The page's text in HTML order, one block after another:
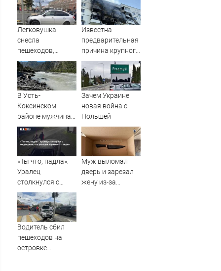
подписывать
игроков в
межсезонье
интернет-кабель
Легковушка
снесла
пешеходов,
пострадали
минимум восемь
человек - фото с
места 06/08/2026
– Новости
Известна
предварительная
причина крупного
пожара на
Гвардейской в
Уфе
В Усть-
Коксинском
районе мужчина
выпал из лодки в
Катунь и пропал
Зачем Украине
новая война с
Польшей
«Ты что, падла».
Уралец
столкнулся с
медведями, его
реакция
поражает —
видео
Муж выломал
дверь и зарезал
жену из-за
Водитель сбил
пешеходов на
островке